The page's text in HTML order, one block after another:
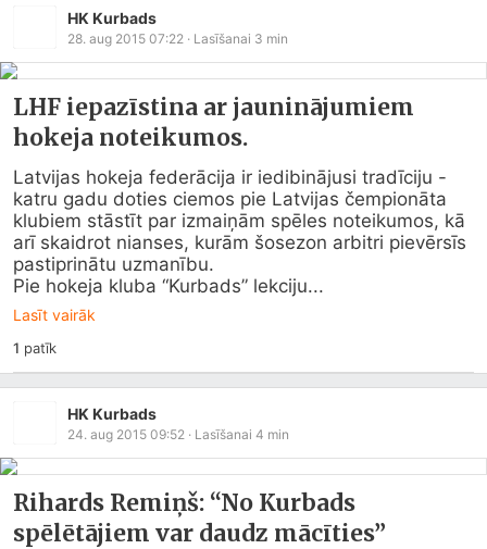
HK Kurbads
28. aug 2015 07:22 · Lasīšanai 3 min
LHF iepazīstina ar jauninājumiem
hokeja noteikumos.
Latvijas hokeja federācija ir iedibinājusi tradīciju -
katru gadu doties ciemos pie Latvijas čempionāta
klubiem stāstīt par izmaiņām spēles noteikumos, kā
arī skaidrot nianses, kurām šosezon arbitri pievērsīs
pastiprinātu uzmanību.
Pie hokeja kluba “Kurbads” lekciju...
Lasīt vairāk
1 patīk
HK Kurbads
24. aug 2015 09:52 · Lasīšanai 4 min
Rihards Remiņš: “No Kurbads
spēlētājiem var daudz mācīties”